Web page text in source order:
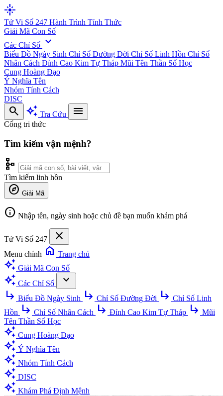
flare
Tử Vi Số 247 Hành Trình Tỉnh Thức
Giải Mã Con Số
Các Chỉ Số expand_more
Biểu Đồ Ngày Sinh Chỉ Số Đường Đời Chỉ Số Linh Hồn Chỉ Số
Nhân Cách Đỉnh Cao Kim Tự Tháp Mũi Tên Thần Số Học
Cung Hoàng Đạo
Ý Nghĩa Tên
Nhóm Tính Cách
DISC
search auto_awesome Tra Cứu menu
Cổng tri thức
Tìm kiếm vận mệnh?
schema
Tìm kiếm linh hồn
explore Giải Mã
info Nhập tên, ngày sinh hoặc chủ đề bạn muốn khám phá
Tử Vi Số 247 close
Menu chính home Trang chủ
auto_awesome Giải Mã Con Số
auto_awesome Các Chỉ Số
expand_more
subdirectory_arrow_right Biểu Đồ Ngày Sinh subdirectory_arrow_right Chỉ Số Đường Đời subdirectory_arrow_right Chỉ Số Linh
Hồn subdirectory_arrow_right Chỉ Số Nhân Cách subdirectory_arrow_right Đỉnh Cao Kim Tự Tháp subdirectory_arrow_right Mũi
Tên Thần Số Học
auto_awesome Cung Hoàng Đạo
auto_awesome Ý Nghĩa Tên
auto_awesome Nhóm Tính Cách
auto_awesome DISC
auto_awesome Khám Phá Định Mệnh